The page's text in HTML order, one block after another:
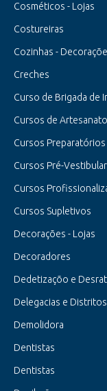
Cosméticos - Lojas
Costureiras
Cozinhas -
Creches
Curso de Brigada de
Cursos de Artesanato
Cursos
Cursos Pré-
Cursos
Cursos Supletivos
Decorações - Lojas
Decoradores
Dedetizaçõo e
Delegacias e
Demolidora
Dentistas
Dentistas